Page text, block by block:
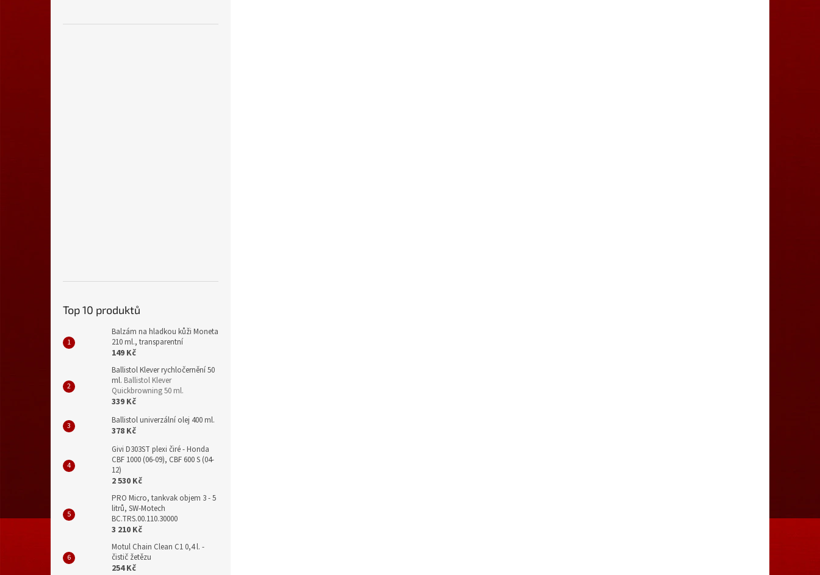
Top 10 produktů
Balzám na hladkou kůži Moneta
210 ml., transparentní
149 Kč
Ballistol Klever rychločernění 50
ml. Ballistol Klever
Quickbrowning 50 ml.
339 Kč
Ballistol univerzální olej 400 ml.
378 Kč
Givi D303ST plexi čiré - Honda
CBF 1000 (06-09), CBF 600 S (04-
12)
2 530 Kč
PRO Micro, tankvak objem 3 - 5
litrů, SW-Motech
BC.TRS.00.110.30000
3 210 Kč
Motul Chain Clean C1 0,4 l. -
čistič žetězu
254 Kč